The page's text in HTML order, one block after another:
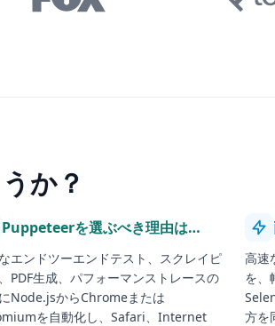
か？
Puppeteerを選ぶべき理由は…
エンドツーエンドテスト、スクレイピ
PDF生成、パフォーマンストレースの
Node.jsからChromeまたは
を自動化し、Safari、Internet
高速
を、
方を